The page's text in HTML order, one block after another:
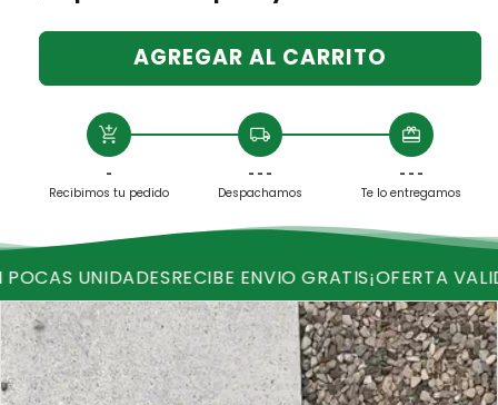
AGREGAR AL CARRITO
add_shopping_cart
-
Recibimos tu pedido
local_shipping
- - -
Despachamos
redeem
- - -
Te lo entregamos
RECIBE ENVIO GRATIS¡OFERTA VALIDA HASTA